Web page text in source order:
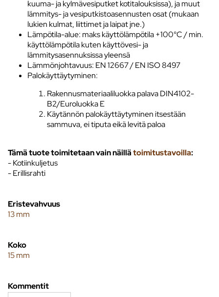
kuuma- ja kylmävesiputket kotitalouksissa), ja muut
lämmitys- ja vesiputkistoasennusten osat (mukaan
lukien kulmat, liittimet ja laipat jne.)
Lämpötila-alue: maks käyttölämpötila +100°C / min.
käyttölämpötila kuten käyttövesi- ja
lämmitysasennuksissa yleensä
Lämmönjohtavuus: EN 12667 / EN ISO 8497
Palokäyttäytyminen:
Rakennusmateriaaliluokka palava DIN4102-
B2/Euroluokka E
Käytännön palokäyttäytyminen itsestään
sammuva, ei tiputa eikä levitä paloa
Tämä tuote toimitetaan vain näillätoimitustavoilla:
- Kotiinkuljetus
- Erillisrahti
Eristevahvuus
13 mm
Koko
15 mm
Kommentit